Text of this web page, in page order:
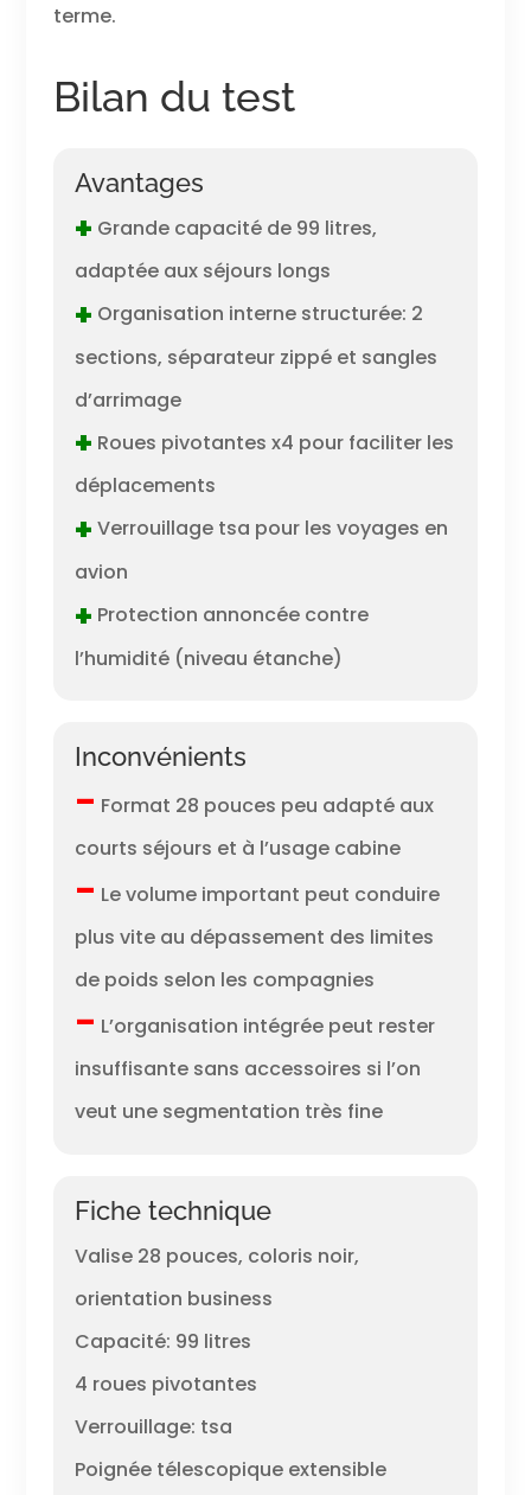
terme.
Bilan du test
Avantages
+ Grande capacité de 99 litres,
adaptée aux séjours longs
+ Organisation interne structurée: 2
sections, séparateur zippé et sangles
d’arrimage
+ Roues pivotantes x4 pour faciliter les
déplacements
+ Verrouillage tsa pour les voyages en
avion
+ Protection annoncée contre
l’humidité (niveau étanche)
Inconvénients
– Format 28 pouces peu adapté aux
courts séjours et à l’usage cabine
– Le volume important peut conduire
plus vite au dépassement des limites
de poids selon les compagnies
– L’organisation intégrée peut rester
insuffisante sans accessoires si l’on
veut une segmentation très fine
Fiche technique
Valise 28 pouces, coloris noir,
orientation business
Capacité: 99 litres
4 roues pivotantes
Verrouillage: tsa
Poignée télescopique extensible